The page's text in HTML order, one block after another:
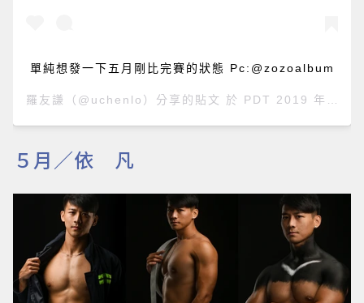
單純想發一下五月剛比完賽的狀態 Pc:@zozoalbum
羅友謙 （@uchenlo）分享的貼文 於 PDT 2019 年 7月 月 1 日 上午 4:04
５月／依 凡